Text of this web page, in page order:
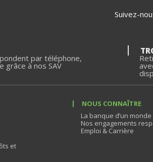
Suivez-
par téléphone,
grâce à nos SAV
et
NOUS CONNAÎTRE
La banque d’un
Nos engagements
Emploi & Carrière